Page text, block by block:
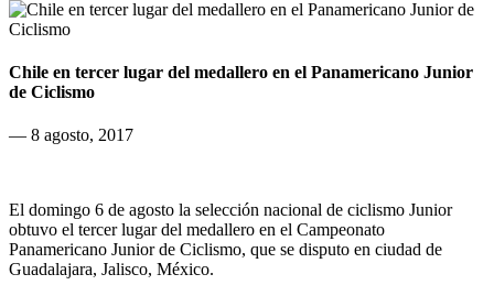
Chile en tercer lugar del medallero en el Panamericano Junior
de Ciclismo
— 8 agosto, 2017
El domingo 6 de agosto la selección nacional de ciclismo Junior
obtuvo el tercer lugar del medallero en el Campeonato
Panamericano Junior de Ciclismo, que se disputo en ciudad de
Guadalajara, Jalisco, México.